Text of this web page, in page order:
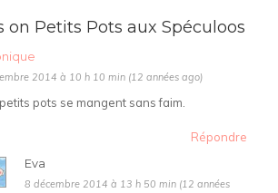
on Petits Pots aux Spéculoos
2014 à 10 h 10 min (12 années ago)
pots se mangent sans faim.
Répondre
Eva
8 décembre 2014 à 13 h 50 min (12 années